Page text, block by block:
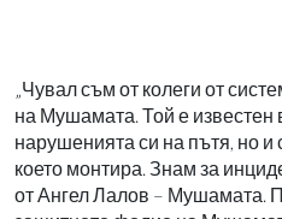
„Чувал съм от колеги от
на Мушамата. Той е известен
нарушенията си на пътя, но и
което монтира. Знам за
от Ангел Лалов – Мушамата.